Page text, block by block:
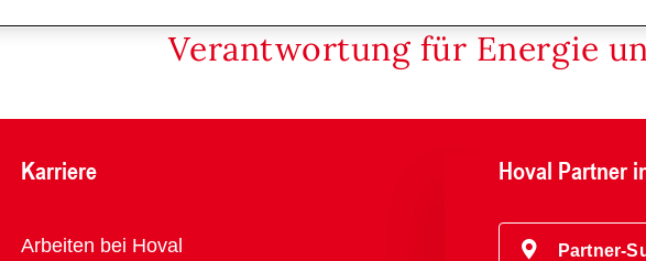
Verantwortung für Energie
Karriere
Übersicht
Arbeiten bei Hoval
Hoval Partner
Partner-